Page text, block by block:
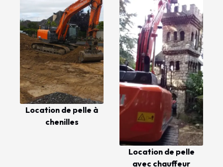
Location de pelle à
chenilles
Location de pelle
avec chauffeur